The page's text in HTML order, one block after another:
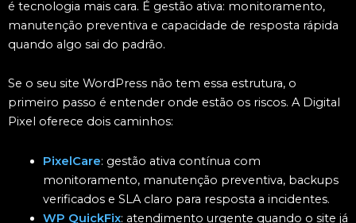
é tecnologia mais cara. É gestão ativa: monitoramento,
manutenção preventiva e capacidade de resposta rápida
quando algo sai do padrão.
Se o seu site WordPress não tem essa estrutura, o
primeiro passo é entender onde estão os riscos. A Digital
Pixel oferece dois caminhos:
PixelCare: gestão ativa contínua com
monitoramento, manutenção preventiva, backups
verificados e SLA claro para resposta a incidentes.
WP QuickFix: atendimento urgente quando o site já